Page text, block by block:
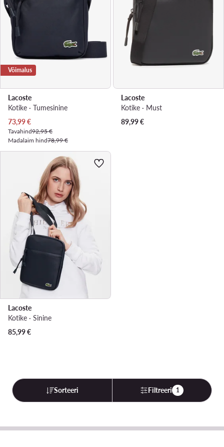
Võimalus
Lacoste
Kotike · Tumesinine
Praegune hind
73,99€
Tavahind92,95 €
Madalaim hind78,99 €
Lacoste
Kotike · Must
89,99€
Lacoste
Kotike · Sinine
85,99€
Sorteeri Filtreeri 1